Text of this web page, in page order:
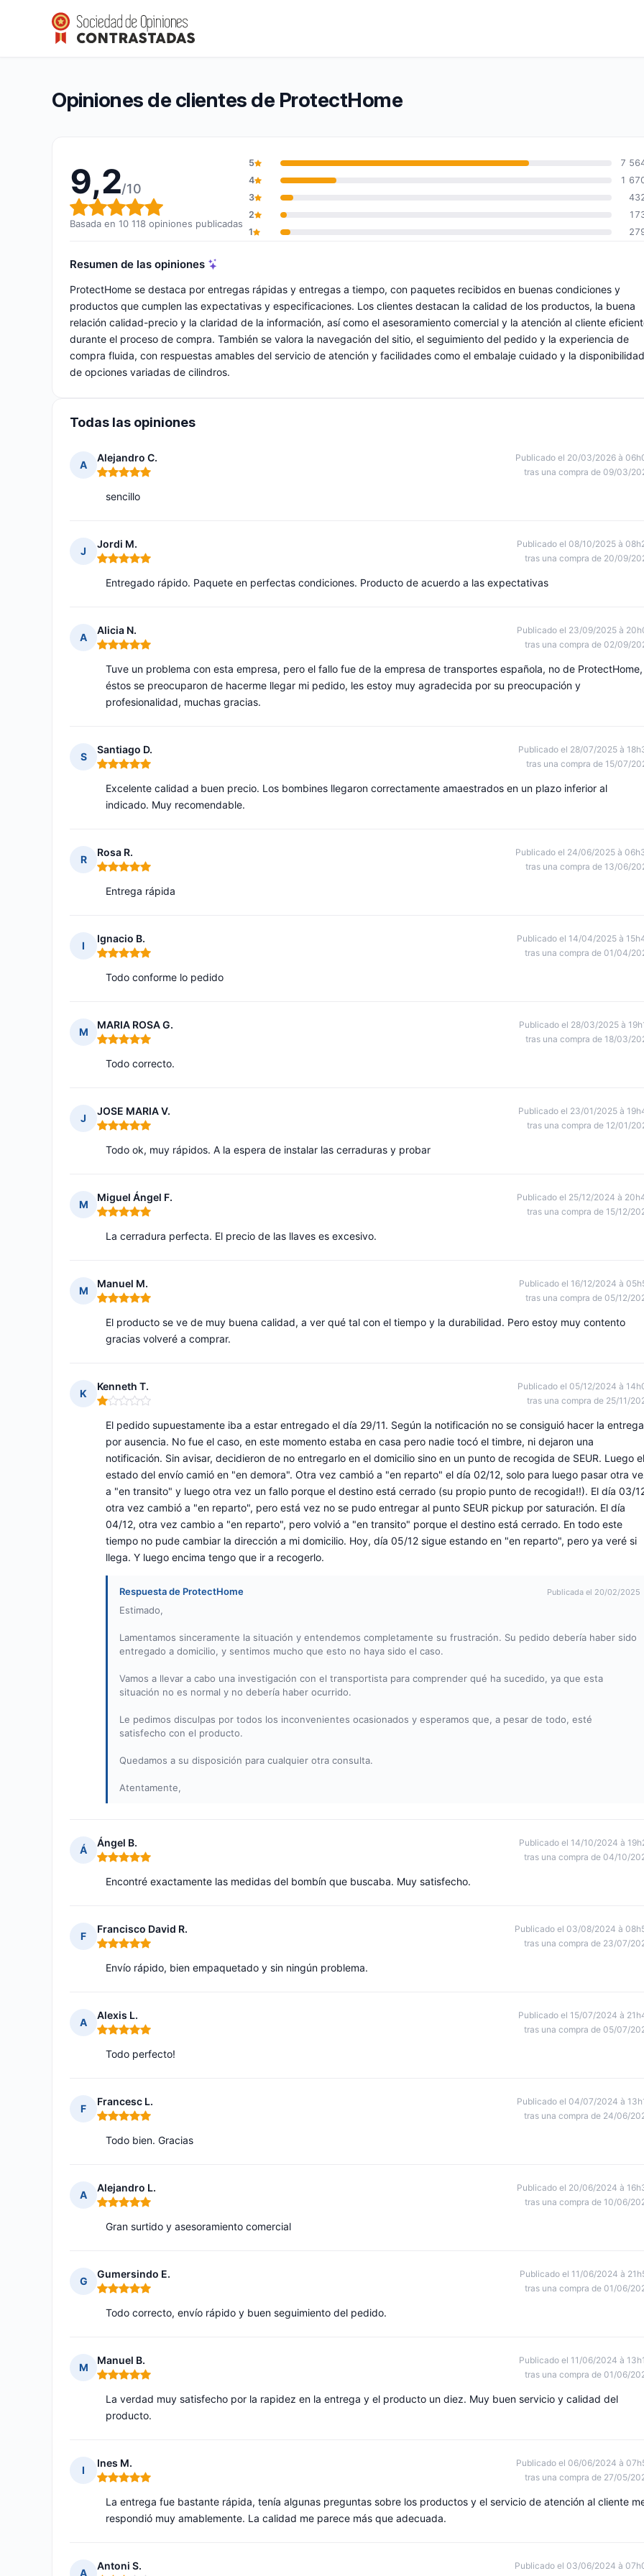
ProtectHome
Calificación global: 9,2 de 10
9,2/10(10 118 opiniones)
Opiniones de clientes de ProtectHome
9,2/10
Calificación global: 9,2 de 10
Basada en 10 118 opiniones publicadas
5
7
4
1
3
2
1
Resumen de las opiniones
ProtectHome se destaca por entregas rápidas y entregas a tiempo, con paquetes recibidos en buenas condiciones y
productos que cumplen las expectativas y especificaciones. Los clientes destacan la calidad de los productos, la buena
relación calidad-precio y la claridad de la información, así como el asesoramiento comercial y la atención al cliente
durante el proceso de compra. También se valora la navegación del sitio, el seguimiento del pedido y la experiencia de
compra fluida, con respuestas amables del servicio de atención y facilidades como el embalaje cuidado y la disponibilidad
de opciones variadas de cilindros.
Todas las opiniones
A
Alejandro C.
Nota: 5 de 5
Publicado el 20/03/2026 à
tras una compra de 09/03/
sencillo
J
Jordi M.
Nota: 5 de 5
Publicado el 08/10/2025 à
tras una compra de 20/09/
Entregado rápido. Paquete en perfectas condiciones. Producto de acuerdo a las expectativas
A
Alicia N.
Nota: 5 de 5
Publicado el 23/09/2025 à
tras una compra de 02/09/
Tuve un problema con esta empresa, pero el fallo fue de la empresa de transportes española, no de ProtectHome,
éstos se preocuparon de hacerme llegar mi pedido, les estoy muy agradecida por su preocupación y
profesionalidad, muchas gracias.
S
Santiago D.
Nota: 5 de 5
Publicado el 28/07/2025 à
tras una compra de 15/07/
Excelente calidad a buen precio. Los bombines llegaron correctamente amaestrados en un plazo inferior al
indicado. Muy recomendable.
R
Rosa R.
Nota: 5 de 5
Publicado el 24/06/2025 à
tras una compra de 13/06/
Entrega rápida
I
Ignacio B.
Nota: 5 de 5
Publicado el 14/04/2025 à
tras una compra de 01/04/
Todo conforme lo pedido
M
MARIA ROSA G.
Nota: 5 de 5
Publicado el 28/03/2025 à
tras una compra de 18/03/
Todo correcto.
J
JOSE MARIA V.
Nota: 5 de 5
Publicado el 23/01/2025 à
tras una compra de 12/01/
Todo ok, muy rápidos. A la espera de instalar las cerraduras y probar
M
Miguel Ángel F.
Nota: 5 de 5
Publicado el 25/12/2024 à
tras una compra de 15/12/
La cerradura perfecta. El precio de las llaves es excesivo.
M
Manuel M.
Nota: 5 de 5
Publicado el 16/12/2024 à
tras una compra de 05/12/
El producto se ve de muy buena calidad, a ver qué tal con el tiempo y la durabilidad. Pero estoy muy contento
gracias volveré a comprar.
K
Kenneth T.
Nota: 1 de 5
Publicado el 05/12/2024 à
tras una compra de 25/11/
El pedido supuestamente iba a estar entregado el día 29/11. Según la notificación no se consiguió hacer la entrega
por ausencia. No fue el caso, en este momento estaba en casa pero nadie tocó el timbre, ni dejaron una
notificación. Sin avisar, decidieron de no entregarlo en el domicilio sino en un punto de recogida de SEUR. Luego el
estado del envío camió en "en demora". Otra vez cambió a "en reparto" el día 02/12, solo para luego pasar otra
a "en transito" y luego otra vez un fallo porque el destino está cerrado (su propio punto de recogida!!). El día 03/
otra vez cambió a "en reparto", pero está vez no se pudo entregar al punto SEUR pickup por saturación. El día
04/12, otra vez cambio a "en reparto", pero volvió a "en transito" porque el destino está cerrado. En todo este
tiempo no pude cambiar la dirección a mi domicilio. Hoy, día 05/12 sigue estando en "en reparto", pero ya veré si
llega. Y luego encima tengo que ir a recogerlo.
Respuesta de ProtectHome Publicada el 20/02/2025
Estimado,
Lamentamos sinceramente la situación y entendemos completamente su frustración. Su pedido debería haber sido
entregado a domicilio, y sentimos mucho que esto no haya sido el caso.
Vamos a llevar a cabo una investigación con el transportista para comprender qué ha sucedido, ya que esta
situación no es normal y no debería haber ocurrido.
Le pedimos disculpas por todos los inconvenientes ocasionados y esperamos que, a pesar de todo, esté
satisfecho con el producto.
Quedamos a su disposición para cualquier otra consulta.
Atentamente,
Á
Ángel B.
Nota: 5 de 5
Publicado el 14/10/2024 à
tras una compra de 04/10/
Encontré exactamente las medidas del bombín que buscaba. Muy satisfecho.
F
Francisco David R.
Nota: 5 de 5
Publicado el 03/08/2024 à
tras una compra de 23/07/
Envío rápido, bien empaquetado y sin ningún problema.
A
Alexis L.
Nota: 5 de 5
Publicado el 15/07/2024 à
tras una compra de 05/07/
Todo perfecto!
F
Francesc L.
Nota: 5 de 5
Publicado el 04/07/2024 à
tras una compra de 24/06/
Todo bien. Gracias
A
Alejandro L.
Nota: 5 de 5
Publicado el 20/06/2024 à
tras una compra de 10/06/
Gran surtido y asesoramiento comercial
G
Gumersindo E.
Nota: 5 de 5
Publicado el 11/06/2024 à
tras una compra de 01/06/
Todo correcto, envío rápido y buen seguimiento del pedido.
M
Manuel B.
Nota: 5 de 5
Publicado el 11/06/2024 à
tras una compra de 01/06/
La verdad muy satisfecho por la rapidez en la entrega y el producto un diez. Muy buen servicio y calidad del
producto.
I
Ines M.
Nota: 5 de 5
Publicado el 06/06/2024 à
tras una compra de 27/05/
La entrega fue bastante rápida, tenía algunas preguntas sobre los productos y el servicio de atención al cliente
respondió muy amablemente. La calidad me parece más que adecuada.
A
Antoni S.
Publicado el 03/06/2024 à